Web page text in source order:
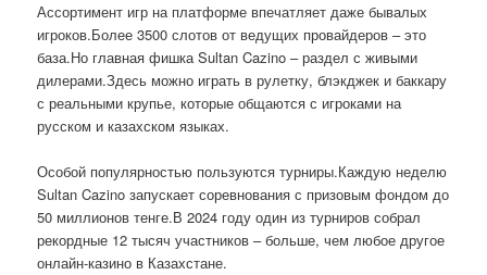
Ассортимент игр на платформе впечатляет даже бывалых
игроков.Более 3500 слотов от ведущих провайдеров – это
база.Но главная фишка Sultan Cazino – раздел с живыми
дилерами.Здесь можно играть в рулетку, блэкджек и баккару
с реальными крупье, которые общаются с игроками на
русском и казахском языках.
Особой популярностью пользуются турниры.Каждую неделю
Sultan Cazino запускает соревнования с призовым фондом до
50 миллионов тенге.В 2024 году один из турниров собрал
рекордные 12 тысяч участников – больше, чем любое другое
онлайн-казино в Казахстане.